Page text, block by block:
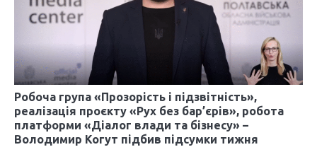
з
а
п
и
Робоча група «Прозорість і підзвітність»,
реалізація проєкту «Рух без бар’єрів», робота
платформи «Діалог влади та бізнесу» –
Володимир Когут підбив підсумки тижня